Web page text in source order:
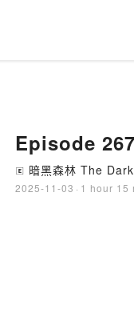
Episode
🄴 暗黑森林 The
2025-11-03 · 1 hour 15